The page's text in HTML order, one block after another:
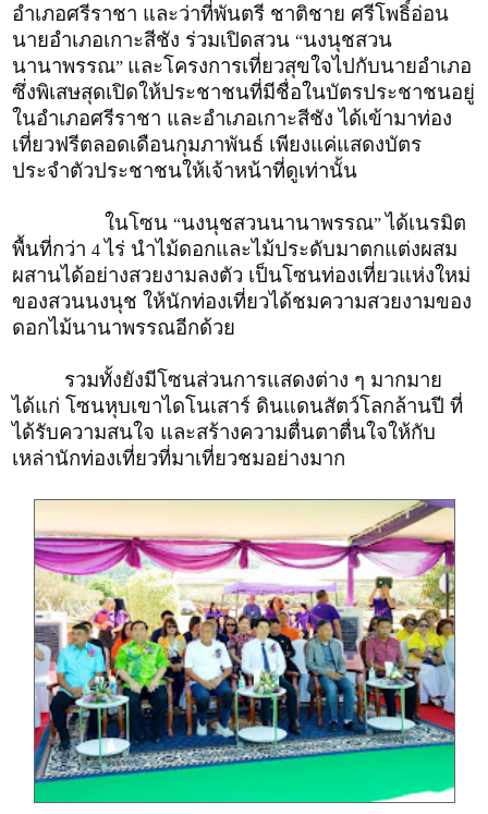
อำเภอศรีราชา และว่าที่พันตรี ชาติชาย ศรีโพธิ์อ่อน
นายอำเภอเกาะสีชัง ร่วมเปิดสวน “นงนุชสวน
นานาพรรณ” และโครงการเที่ยวสุขใจไปกับนายอำเภอ
ซึ่งพิเสษสุดเปิดให้ประชาชนที่มีชื่อในบัตรประชาชนอยู่
ในอำเภอศรีราชา และอำเภอเกาะสีชัง ได้เข้ามาท่อง
เที่ยวฟรีตลอดเดือนกุมภาพันธ์ เพียงแค่แสดงบัตร
ประจำตัวประชาชนให้เจ้าหน้าที่ดูเท่านั้น
ในโซน “นงนุชสวนนานาพรรณ” ได้เนรมิต
พื้นที่กว่า 4 ไร่ นำไม้ดอกและไม้ประดับมาตกแต่งผสม
ผสานได้อย่างสวยงามลงตัว เป็นโซนท่องเที่ยวแห่งใหม่
ของสวนนงนุช ให้นักท่องเที่ยวได้ชมความสวยงามของ
ดอกไม้นานาพรรณอีกด้วย
รวมทั้งยังมีโซนส่วนการแสดงต่าง ๆ มากมาย
ได้แก่ โซนหุบเขาไดโนเสาร์ ดินแดนสัตว์โลกล้านปี ที่
ได้รับความสนใจ และสร้างความตื่นตาตื่นใจให้กับ
เหล่านักท่องเที่ยวที่มาเที่ยวชมอย่างมาก